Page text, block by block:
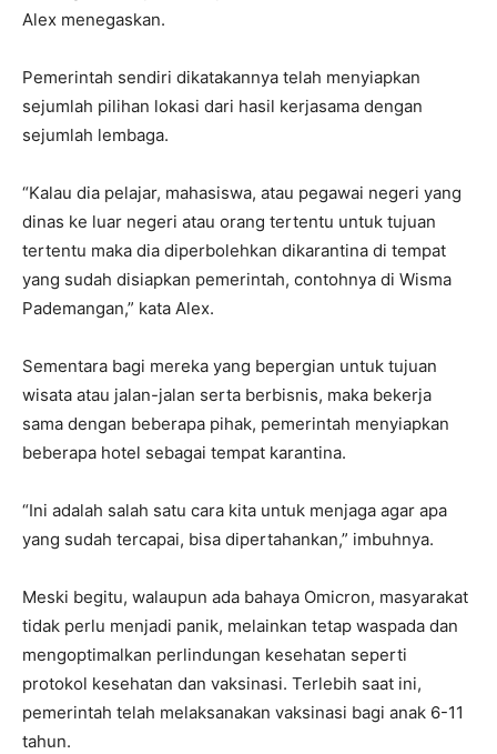
Alex menegaskan.
Pemerintah sendiri dikatakannya telah menyiapkan
sejumlah pilihan lokasi dari hasil kerjasama dengan
sejumlah lembaga.
“Kalau dia pelajar, mahasiswa, atau pegawai negeri yang
dinas ke luar negeri atau orang tertentu untuk tujuan
tertentu maka dia diperbolehkan dikarantina di tempat
yang sudah disiapkan pemerintah, contohnya di Wisma
Pademangan,” kata Alex.
Sementara bagi mereka yang bepergian untuk tujuan
wisata atau jalan-jalan serta berbisnis, maka bekerja
sama dengan beberapa pihak, pemerintah menyiapkan
beberapa hotel sebagai tempat karantina.
“Ini adalah salah satu cara kita untuk menjaga agar apa
yang sudah tercapai, bisa dipertahankan,” imbuhnya.
Meski begitu, walaupun ada bahaya Omicron, masyarakat
tidak perlu menjadi panik, melainkan tetap waspada dan
mengoptimalkan perlindungan kesehatan seperti
protokol kesehatan dan vaksinasi. Terlebih saat ini,
pemerintah telah melaksanakan vaksinasi bagi anak 6-11
tahun.